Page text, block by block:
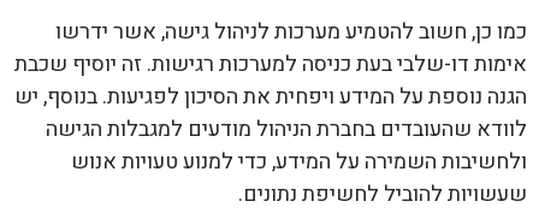
כמו כן, חשוב להטמיע מערכות לניהול גישה, אשר ידרשו
אימות דו-שלבי בעת כניסה למערכות רגישות. זה יוסיף שכבת
הגנה נוספת על המידע ויפחית את הסיכון לפגיעות. בנוסף, יש
לוודא שהעובדים בחברת הניהול מודעים למגבלות הגישה
ולחשיבות השמירה על המידע, כדי למנוע טעויות אנוש
שעשויות להוביל לחשיפת נתונים.